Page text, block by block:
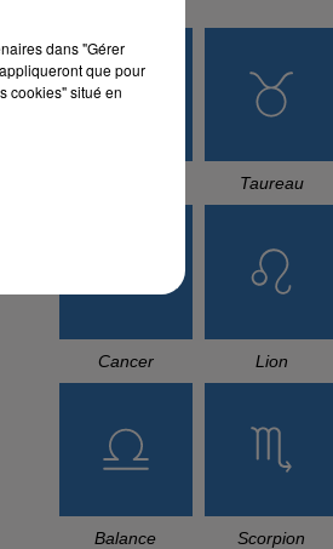
Taureau
Cancer Lion
Balance Scorpion
dans "Gérer
que pour
cookies" situé en